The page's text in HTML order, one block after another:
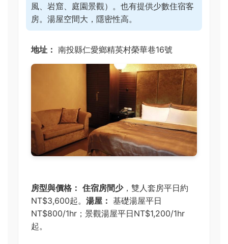
風、岩窟、庭園景觀）。也有提供少數住宿客
房。湯屋空間大，隱密性高。
地址： 南投縣仁愛鄉精英村榮華巷16號
房型與價格： 住宿房間少，雙人套房平日約
NT$3,600起。 湯屋： 基礎湯屋平日
NT$800/1hr；景觀湯屋平日NT$1,200/1hr
起。